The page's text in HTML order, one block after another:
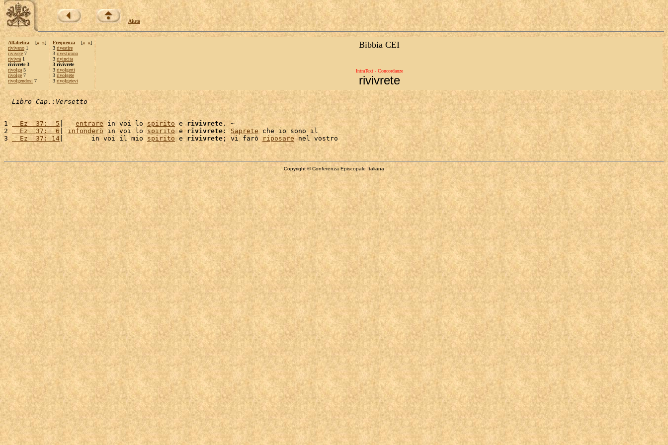
Aiuto
Alfabetica [« »]
rivivano 1
rivivere 7
rivivrà 1
rivivrete 3
rivolga 5
rivolge 7
rivolgendosi 7
Frequenza [« »]
3 rivestire
3 rivestirono
3 rivincita
3 rivivrete
3 rivolgerti
3 rivolgete
3 rivolgetevi
Bibbia CEI
IntraText - Concordanze
rivivrete
Libro Cap.:Versetto
1
  Ez  37:  5
| entrare in voi lo spirito e rivivrete . ~
2
  Ez  37:  6
infonderò in voi lo spirito e rivivrete : Saprete che io sono il
3
  Ez  37: 14
|       in voi il mio spirito e rivivrete ; vi farò riposare
Copyright © Conferenza Episcopale Italiana